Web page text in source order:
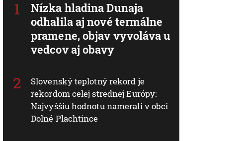
Nízka hladina Dunaja
odhalila aj nové termálne
pramene, objav vyvoláva u
vedcov aj obavy
Slovenský teplotný rekord je
rekordom celej strednej Európy:
Najvyššiu hodnotu namerali v obci
Dolné Plachtince